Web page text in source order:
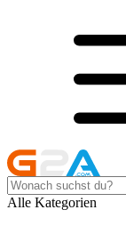
Alle Kategorien